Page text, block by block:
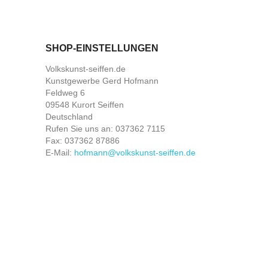
SHOP-EINSTELLUNGEN
Volkskunst-seiffen.de
Kunstgewerbe Gerd Hofmann
Feldweg 6
09548 Kurort Seiffen
Deutschland
Rufen Sie uns an: 037362 7115
Fax: 037362 87886
E-Mail: hofmann@volkskunst-seiffen.de